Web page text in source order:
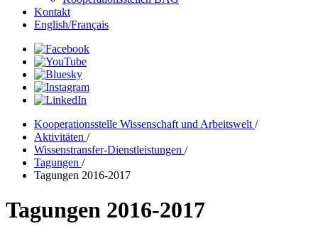
Kontakt
English/Français
Kooperationsstelle Wissenschaft und Arbeitswelt /
Aktivitäten /
Wissenstransfer-Dienstleistungen /
Tagungen /
Tagungen 2016-2017
Tagungen 2016-2017